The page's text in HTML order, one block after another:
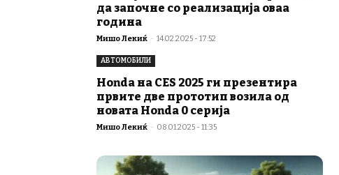
да започне со реализација оваа
година
Мишо Лекиќ - 14.02.2025 - 17:52
АВТОМОБИЛИ
Honda на CES 2025 ги презентира
првите две прототип возила од
новата Honda 0 серија
Мишо Лекиќ - 08.01.2025 - 11:35